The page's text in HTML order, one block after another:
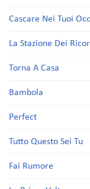
Cascare Nei Tuoi
La Stazione Dei
Torna A Casa
Bambola
Perfect
Tutto Questo Sei Tu
Fai Rumore